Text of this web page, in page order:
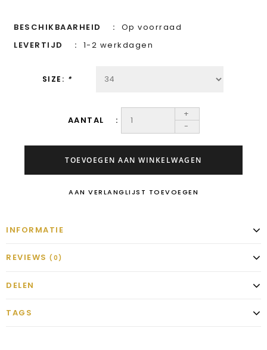
BESCHIKBAARHEID
Op voorraad
LEVERTIJD
1-2 werkdagen
SIZE: *
AANTAL
+
-
TOEVOEGEN AAN WINKELWAGEN
AAN VERLANGLIJST TOEVOEGEN
INFORMATIE
REVIEWS (0)
DELEN
TAGS